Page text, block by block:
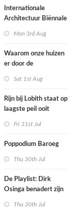
Internationale
Architectuur Biënnale
Mon 3rd Aug
Waarom onze huizen
er door de
anders gaan uitzien
Sat 1st Aug
Rijn bij Lobith staat op
laagste peil ooit
Fri 31st Jul
Poppodium Baroeg
Thu 30th Jul
De Playlist: Dirk
Osinga benadert zijn
Thu 30th Jul